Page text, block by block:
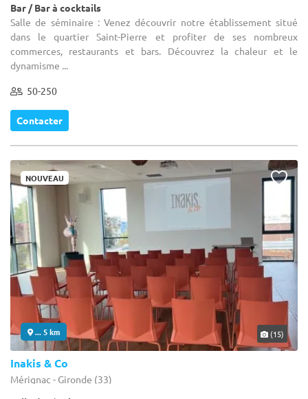
Bar / Bar à cocktails
Salle de séminaire : Venez découvrir notre établissement situé
dans le quartier Saint-Pierre et profiter de ses nombreux
commerces, restaurants et bars. Découvrez la chaleur et le
dynamisme ...
50-250
Contacter
NOUVEAU
... 5 km (15)
Inakis & Co
Mérignac - Gironde (33)